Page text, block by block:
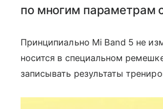
по многим параметрам
Принципиально Mi Band 5 не
носится в специальном
записывать результаты